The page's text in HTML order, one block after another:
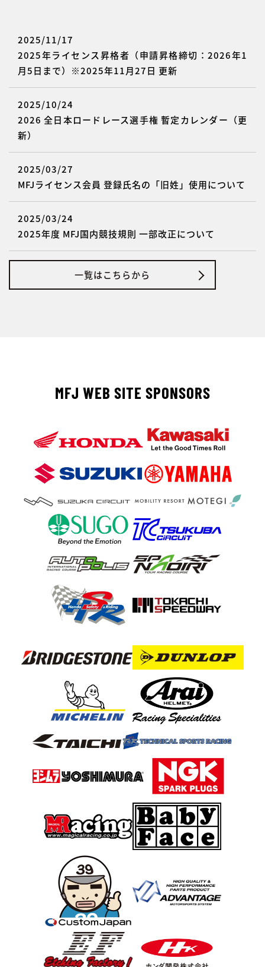
2025/11/17
2025年ライセンス昇格者（申請昇格締切：2026年1
月5日まで）※2025年11月27日 更新
2025/10/24
2026 全日本ロードレース選手権 暫定カレンダー（更
新）
2025/03/27
MFJライセンス会員 登録氏名の「旧姓」使用について
2025/03/24
2025年度 MFJ国内競技規則 一部改正について
一覧はこちらから
MFJ WEB SITE SPONSORS